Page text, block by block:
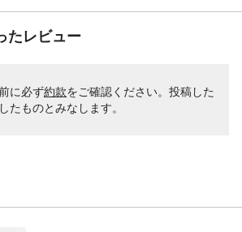
たレビュー
に必ず約款をご確認ください。投稿した
たものとみなします。